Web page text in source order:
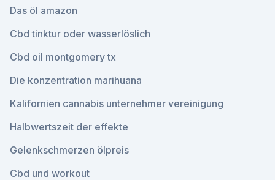
Das öl amazon
Cbd tinktur oder wasserlöslich
Cbd oil montgomery tx
Die konzentration marihuana
Kalifornien cannabis unternehmer vereinigung
Halbwertszeit der effekte
Gelenkschmerzen ölpreis
Cbd und workout